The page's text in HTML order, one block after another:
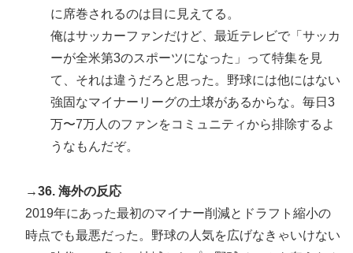
に席巻されるのは目に見えてる。
俺はサッカーファンだけど、最近テレビで「サッカ
ーが全米第3のスポーツになった」って特集を見
て、それは違うだろと思った。野球には他にはない
強固なマイナーリーグの土壌があるからな。毎日3
万〜7万人のファンをコミュニティから排除するよ
うなもんだぞ。
→36. 海外の反応
2019年にあった最初のマイナー削減とドラフト縮小の
時点でも最悪だった。野球の人気を広げなきゃいけない